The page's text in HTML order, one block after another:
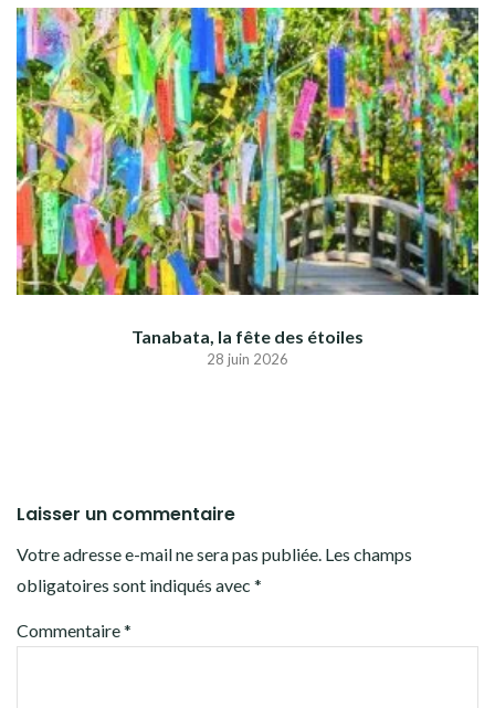
Tanabata, la fête des étoiles
28 juin 2026
Laisser un commentaire
Votre adresse e-mail ne sera pas publiée. Les champs
obligatoires sont indiqués avec *
Commentaire*